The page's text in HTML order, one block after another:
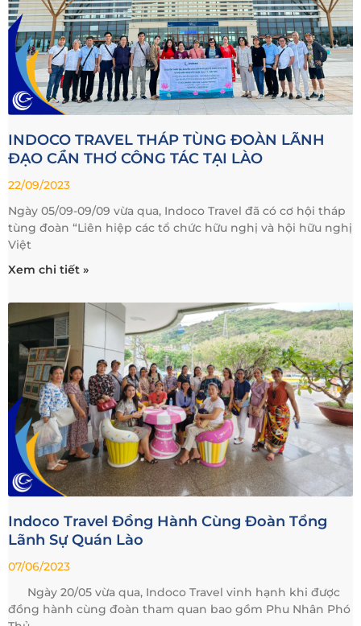
INDOCO TRAVEL THÁP TÙNG ĐOÀN LÃNH
ĐẠO CẦN THƠ CÔNG TÁC TẠI LÀO
22/09/2023
Ngày 05/09-09/09 vừa qua, Indoco Travel đã có cơ hội tháp
tùng đoàn “Liên hiệp các tổ chức hữu nghị và hội hữu nghị
Việt
Xem chi tiết »
Indoco Travel Đồng Hành Cùng Đoàn Tổng
Lãnh Sự Quán Lào
07/06/2023
Ngày 20/05 vừa qua, Indoco Travel vinh hạnh khi được
đồng hành cùng đoàn tham quan bao gồm Phu Nhân Phó